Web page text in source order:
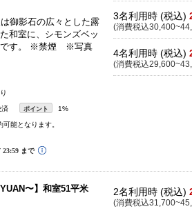
御影石の広々とした露
和室に、シモンズベッ
です。 ※禁煙 ※写真
済 ポイント 1%
能となります。
3名利用時 (税込)
(消費税込
4名利用時 (税込)
(消費税込
〜】和室51平米
2名利用時 (税込)
(消費税込